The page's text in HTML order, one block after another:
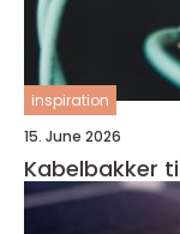
inspiration
15. June 2026
Kabelbakker